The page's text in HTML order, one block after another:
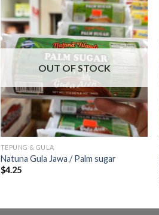
OUT OF STOCK
TEPUNG & GULA
Natuna Gula Jawa / Palm sugar
$4.25